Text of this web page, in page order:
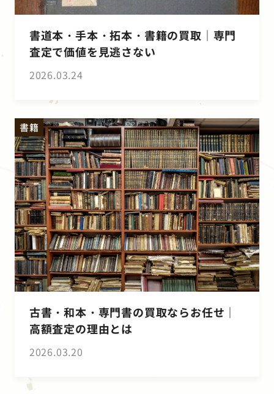
書道本・手本・拓本・書籍の買取｜専門
査定で価値を見逃さない
2026.03.24
書籍
古書・和本・専門書の買取ならお任せ｜
高額査定の理由とは
2026.03.20